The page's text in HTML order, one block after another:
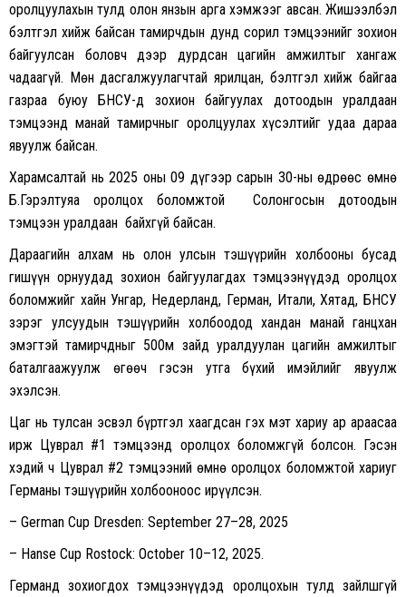
оролцуулахын тулд олон янзын арга хэмжээг авсан. Жишээлбэл
бэлтгэл хийж байсан тамирчдын дунд сорил тэмцээнийг зохион
байгуулсан боловч дээр дурдсан цагийн амжилтыг хангаж
чадаагүй. Мөн дасгалжуулагчтай ярилцан, бэлтгэл хийж байгаа
газраа буюу БНСУ-д зохион байгуулах дотоодын уралдаан
тэмцээнд манай тамирчныг оролцуулах хүсэлтийг удаа дараа
явуулж байсан.
Харамсалтай нь 2025 оны 09 дүгээр сарын 30-ны өдрөөс өмнө
Б.Гэрэлтуяа оролцох боломжтой Солонгосын дотоодын
тэмцээн уралдаан байхгүй байсан.
Дараагийн алхам нь олон улсын тэшүүрийн холбооны бусад
гишүүн орнуудад зохион байгуулагдах тэмцээнүүдэд оролцох
боломжийг хайн Унгар, Недерланд, Герман, Итали, Хятад, БНСУ
зэрэг улсуудын тэшүүрийн холбоодод хандан манай ганцхан
эмэгтэй тамирчдныг 500м зайд уралдуулан цагийн амжилтыг
баталгаажуулж өгөөч гэсэн утга бүхий имэйлийг явуулж
эхэлсэн.
Цаг нь тулсан эсвэл бүртгэл хаагдсан гэх мэт хариу ар араасаа
ирж Цуврал #1 тэмцээнд оролцох боломжгүй болсон. Гэсэн
хэдий ч Цуврал #2 тэмцээний өмнө оролцох боломжтой хариуг
Германы тэшүүрийн холбооноос ирүүлсэн.
– German Cup Dresden: September 27–28, 2025
– Hanse Cup Rostock: October 10–12, 2025.
Германд зохиогдох тэмцээнүүдэд оролцохын тулд зайлшгүй